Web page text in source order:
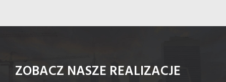
ZOBACZ NASZE REALIZACJE